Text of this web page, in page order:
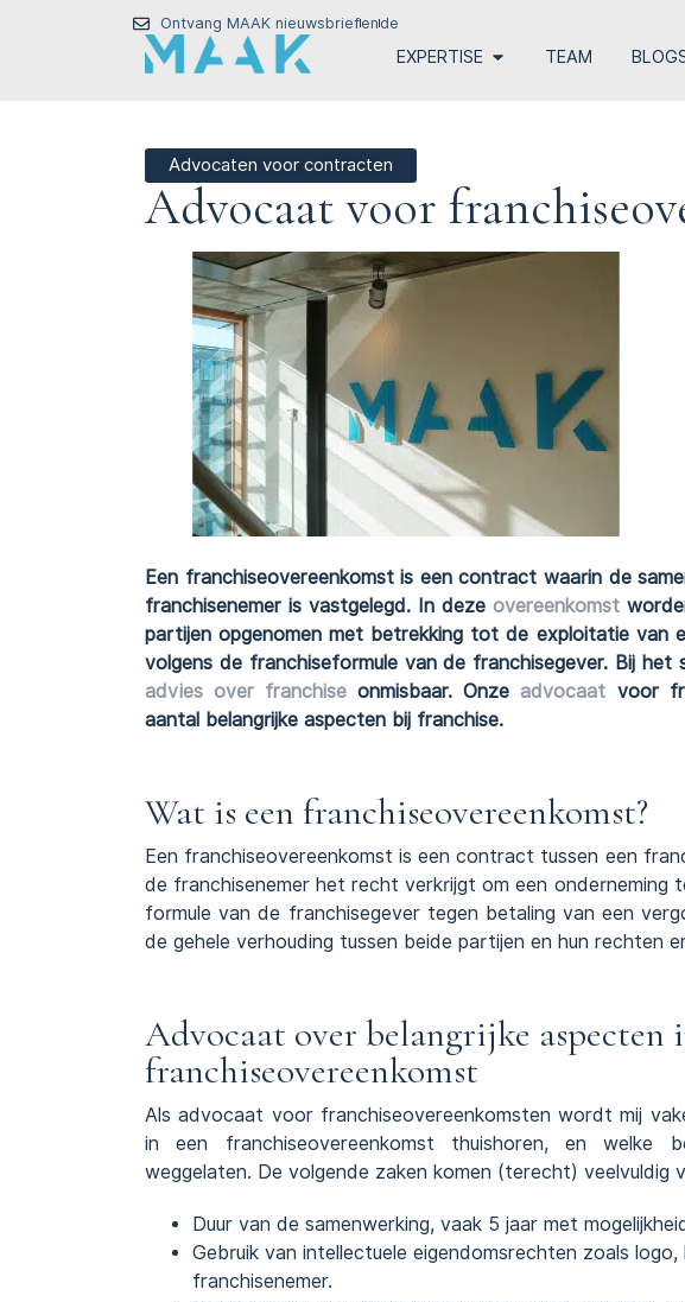
Ontvang MAAK nieuwsbriefende
EXPERTISE TEAM
Advocaten voor contracten
Advocaat voor
Een franchiseovereenkomst is een contract waarin de
franchisenemer is vastgelegd. In deze overeenkomst
partijen opgenomen met betrekking tot de exploitatie van
volgens de franchiseformule van de franchisegever. Bij het
advies over franchise onmisbaar. Onze advocaat voor
aantal belangrijke aspecten bij franchise.
Wat is een franchiseovereenkomst?
Een franchiseovereenkomst is een contract tussen een
de franchisenemer het recht verkrijgt om een onderneming
formule van de franchisegever tegen betaling van een
de gehele verhouding tussen beide partijen en hun rechten
Advocaat over belangrijke aspecten
franchiseovereenkomst
Als advocaat voor franchiseovereenkomsten wordt mij
in een franchiseovereenkomst thuishoren, en welke
weggelaten. De volgende zaken komen (terecht) veelvuldig
Duur van de samenwerking, vaak 5 jaar met
Gebruik van intellectuele eigendomsrechten zoals logo,
franchisenemer.